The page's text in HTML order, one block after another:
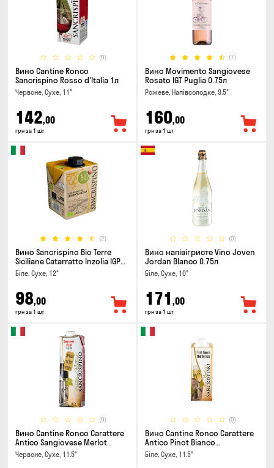
(0)
Вино Cantine Ronco
Sancrispino Rosso d'Italia 1л
Червоне, Сухе, 11°
142,00
грн за 1 шт
(1)
Вино Movimento Sangiovese
Rosato IGT Puglia 0.75л
Рожеве, Напівсолодке, 9.5°
160,00
грн за 1 шт
(2)
Вино Sancrispino Bio Terre
Siciliane Catarratto Inzolia IGP
0.5л
Біле, Сухе, 12°
98,00
грн за 1 шт
(0)
Вино напівігристе Vino Joven
Jordan Blanco 0.75л
Біле, Сухе, 10°
171 ,00
грн за 1 шт
(0)
Вино Cantine Ronco Carattere
Antico Sangiovese Merlot
Rubicone IGT 1л
Червоне, Сухе, 11.5°
(0)
Вино Cantine Ronco Carattere
Antico Pinot Bianco
Chardonnay Rubicone IGT 0.25л
Біле, Сухе, 11.5°